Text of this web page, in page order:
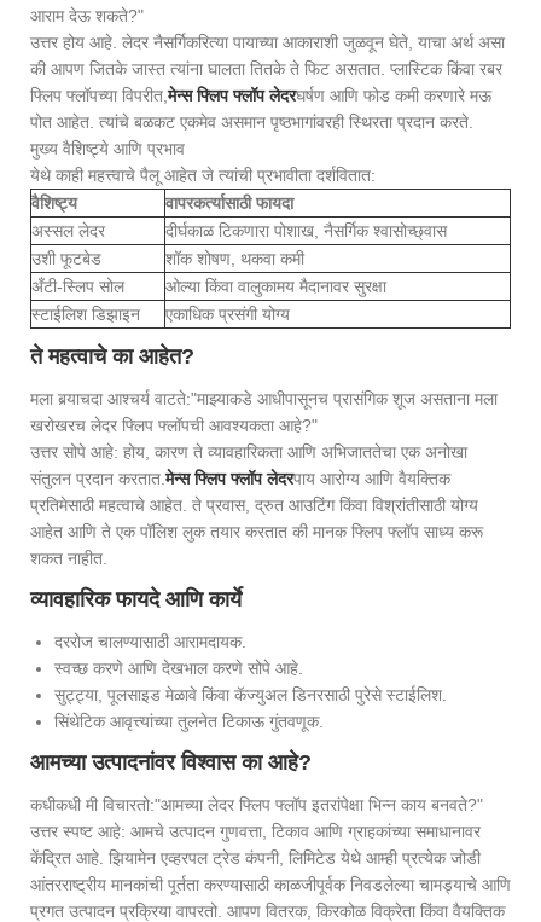
आराम देऊ शकते?"
उत्तर होय आहे. लेदर नैसर्गिकरित्या पायाच्या आकाराशी जुळवून घेते, याचा अर्थ असा
की आपण जितके जास्त त्यांना घालता तितके ते फिट असतात. प्लास्टिक किंवा रबर
फ्लिप फ्लॉपच्या विपरीत,मेन्स फ्लिप फ्लॉप लेदरघर्षण आणि फोड कमी करणारे मऊ
पोत आहेत. त्यांचे बळकट एकमेव असमान पृष्ठभागांवरही स्थिरता प्रदान करते.
मुख्य वैशिष्ट्ये आणि प्रभाव
येथे काही महत्त्वाचे पैलू आहेत जे त्यांची प्रभावीता दर्शवितात:
वैशिष्ट्य
वापरकर्त्यासाठी फायदा
अस्सल लेदर
दीर्घकाळ टिकणारा पोशाख, नैसर्गिक श्वासोच्छ्वास
उशी फूटबेड
शॉक शोषण, थकवा कमी
अँटी-स्लिप सोल
ओल्या किंवा वालुकामय मैदानावर सुरक्षा
स्टाईलिश डिझाइन
एकाधिक प्रसंगी योग्य
ते महत्वाचे का आहेत?
मला बर्‍याचदा आश्चर्य वाटते:"माझ्याकडे आधीपासूनच प्रासंगिक शूज असताना मला
खरोखरच लेदर फ्लिप फ्लॉपची आवश्यकता आहे?"
उत्तर सोपे आहे: होय, कारण ते व्यावहारिकता आणि अभिजाततेचा एक अनोखा
संतुलन प्रदान करतात.मेन्स फ्लिप फ्लॉप लेदरपाय आरोग्य आणि वैयक्तिक
प्रतिमेसाठी महत्वाचे आहेत. ते प्रवास, द्रुत आउटिंग किंवा विश्रांतीसाठी योग्य
आहेत आणि ते एक पॉलिश लुक तयार करतात की मानक फ्लिप फ्लॉप साध्य करू
शकत नाहीत.
व्यावहारिक फायदे आणि कार्ये
दररोज चालण्यासाठी आरामदायक.
स्वच्छ करणे आणि देखभाल करणे सोपे आहे.
सुट्ट्या, पूलसाइड मेळावे किंवा कॅज्युअल डिनरसाठी पुरेसे स्टाईलिश.
सिंथेटिक आवृत्त्यांच्या तुलनेत टिकाऊ गुंतवणूक.
आमच्या उत्पादनांवर विश्वास का आहे?
कधीकधी मी विचारतो:"आमच्या लेदर फ्लिप फ्लॉप इतरांपेक्षा भिन्न काय बनवते?"
उत्तर स्पष्ट आहे: आमचे उत्पादन गुणवत्ता, टिकाव आणि ग्राहकांच्या समाधानावर
केंद्रित आहे. झियामेन एव्हरपल ट्रेड कंपनी, लिमिटेड येथे आम्ही प्रत्येक जोडी
आंतरराष्ट्रीय मानकांची पूर्तता करण्यासाठी काळजीपूर्वक निवडलेल्या चामड्याचे आणि
प्रगत उत्पादन प्रक्रिया वापरतो. आपण वितरक, किरकोळ विक्रेता किंवा वैयक्तिक